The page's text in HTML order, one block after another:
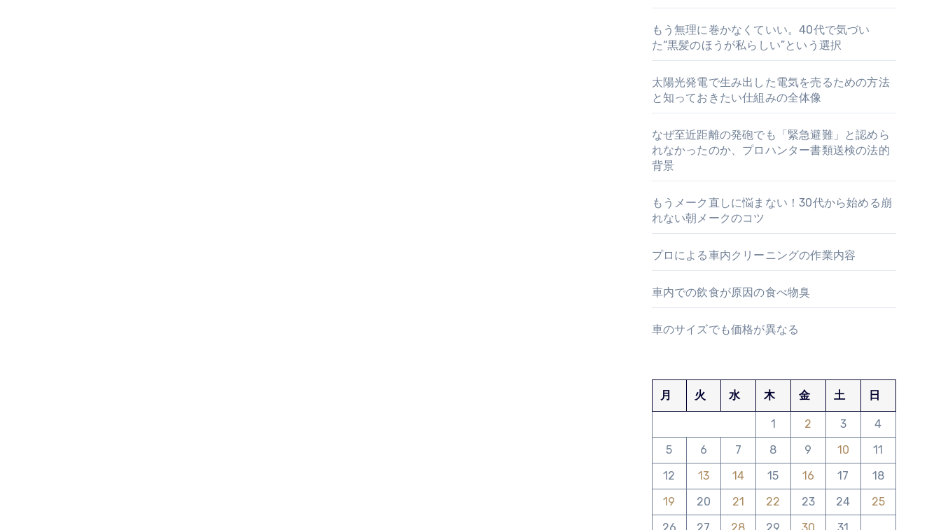
もう無理に巻かなくていい。40代で気づい
た“黒髪のほうが私らしい”という選択
太陽光発電で生み出した電気を売るための方法
と知っておきたい仕組みの全体像
なぜ至近距離の発砲でも「緊急避難」と認めら
れなかったのか、プロハンター書類送検の法的
背景
もうメーク直しに悩まない！30代から始める崩
れない朝メークのコツ
プロによる車内クリーニングの作業内容
車内での飲食が原因の食べ物臭
車のサイズでも価格が異なる
月 火 水 木 金 土 日
1 2 3
4
5
6 7 8 9 10
11
12
13 14 15 16 17
18
19
20 21 22 23 24
25